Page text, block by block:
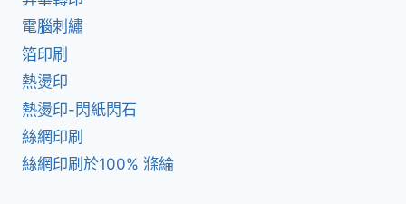
電腦刺繡
箔印刷
熱燙印
熱燙印-閃紙閃石
絲網印刷
絲網印刷於100% 滌綸